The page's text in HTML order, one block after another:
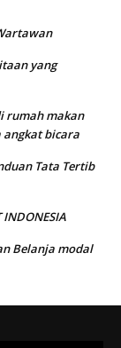
yang
rumah makan
angkat bicara
Tata Tertib
INDONESIA
Belanja modal